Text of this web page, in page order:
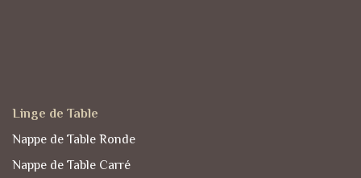
Linge de Table
Nappe de Table Ronde
Nappe de Table Carré